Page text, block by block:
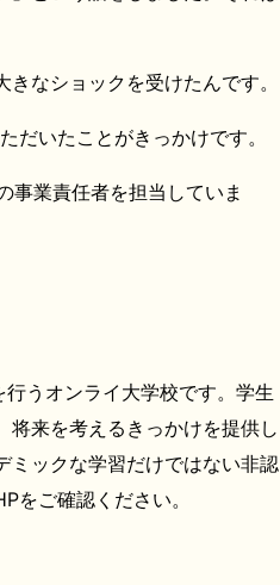
なショックを受けたんです。
だいたことがきっかけです。
事業責任者を担当していま
うオンライ大学校です。学生
将来を考えるきっかけを提供し
ミックな学習だけではない非認
をご確認ください。